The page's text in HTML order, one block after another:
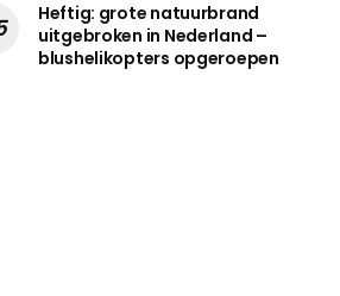
Heftig: grote natuurbrand
uitgebroken in Nederland –
blushelikopters opgeroepen